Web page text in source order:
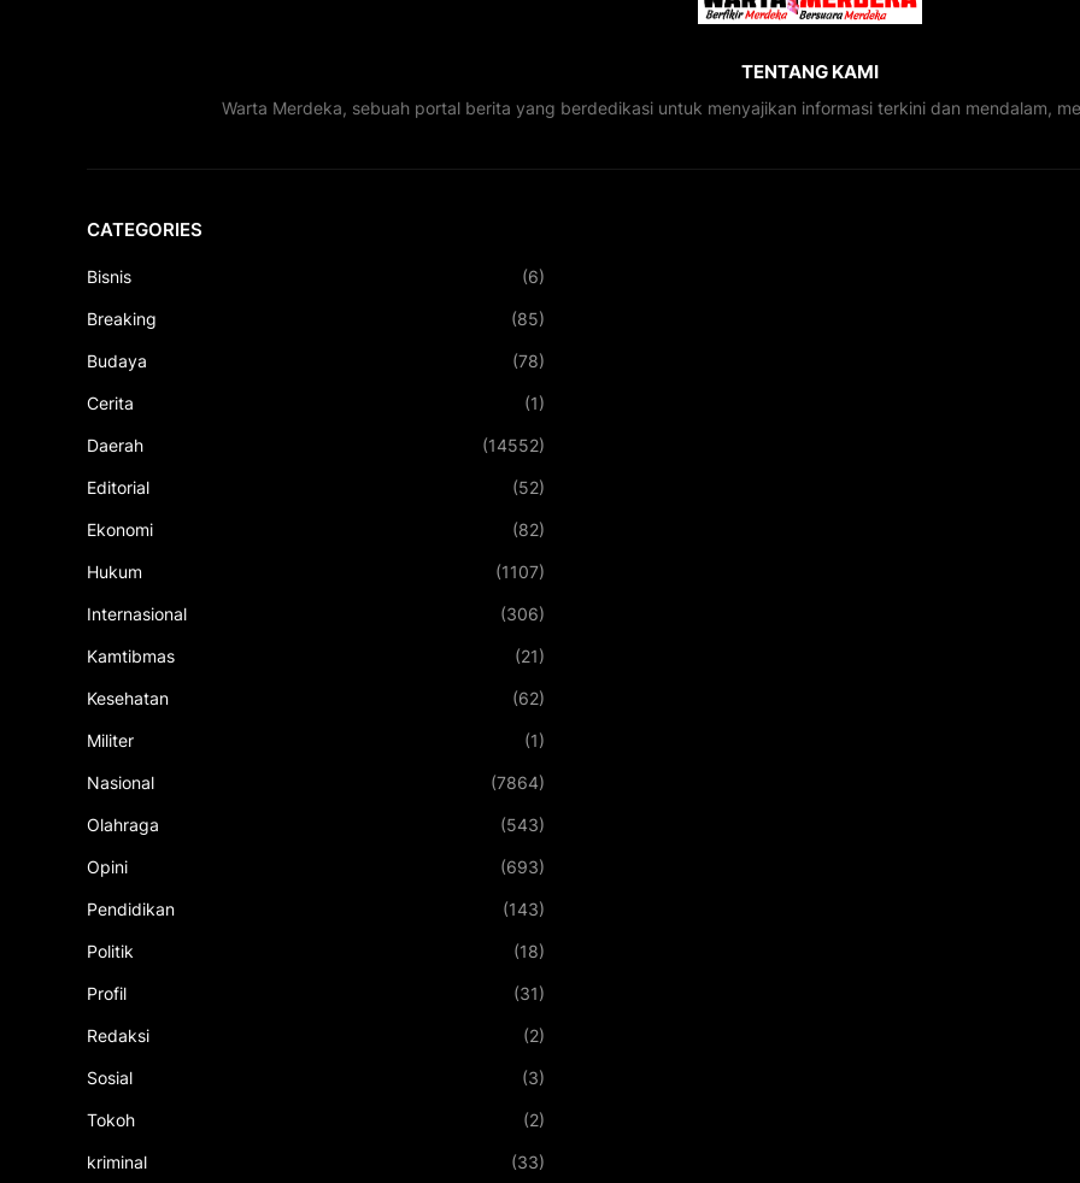
TENTANG KAMI
Warta Merdeka, sebuah portal berita yang berdedikasi untuk menyajikan informasi terkini dan mendalam,
CATEGORIES
Bisnis (6)
Breaking (85)
Budaya (78)
Cerita (1)
Daerah (14552)
Editorial (52)
Ekonomi (82)
Hukum (1107)
Internasional (306)
Kamtibmas (21)
Kesehatan (62)
Militer (1)
Nasional (7864)
Olahraga (543)
Opini (693)
Pendidikan (143)
Politik (18)
Profil (31)
Redaksi (2)
Sosial (3)
Tokoh (2)
kriminal (33)